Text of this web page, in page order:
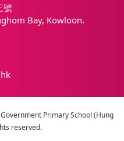
號
Bay, Kowloon.
Primary School (Hung
reserved.